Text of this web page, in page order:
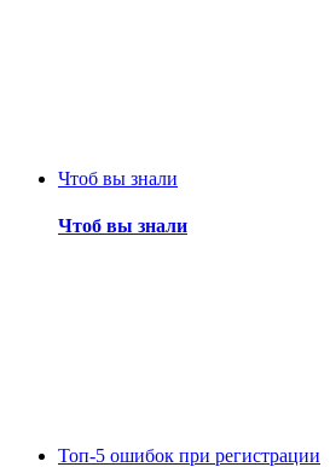
Чтоб вы знали
Чтоб вы знали
Топ-5 ошибок при регистрации